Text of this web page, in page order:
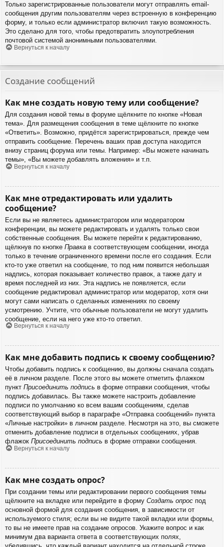
Только зарегистрированные пользователи могут отправлять email-
сообщения другим пользователям через встроенную в конференцию
форму, и только если администратор включил такую возможность.
Это сделано для того, чтобы предотвратить злоупотребления
почтовой системой анонимными пользователями.
Вернуться к началу
Создание сообщений
Как мне создать новую тему или сообщение?
Для создания новой темы в форуме щёлкните по кнопке «Новая
тема». Для размещения сообщения в теме щёлкните по кнопке
«Ответить». Возможно, придётся зарегистрироваться, прежде чем
отправить сообщение. Перечень ваших прав доступа находится
внизу страниц форума или темы. Например: «Вы можете начинать
темы», «Вы можете добавлять вложения» и т.п.
Вернуться к началу
Как мне отредактировать или удалить
сообщение?
Если вы не являетесь администратором или модератором
конференции, вы можете редактировать и удалять только свои
собственные сообщения. Вы можете перейти к редактированию,
щёлкнув по кнопке Правка в соответствующем сообщении, иногда
только в течение ограниченного времени после его создания. Если
кто-то уже ответил на сообщение, то под ним появится небольшая
надпись, которая показывает количество правок, а также дату и
время последней из них. Эта надпись не появляется, если
сообщение редактировал администратор или модератор, хотя они
могут сами написать о сделанных изменениях по своему
усмотрению. Учтите, что обычные пользователи не могут удалить
сообщение, если на него уже кто-то ответил.
Вернуться к началу
Как мне добавить подпись к своему сообщению?
Чтобы добавить подпись к сообщению, вы должны сначала создать
её в личном разделе. После этого вы можете отметить флажком
пункт Присоединить подпись в форме отправки сообщения, чтобы
подпись добавилась. Вы также можете настроить добавление
подписи по умолчанию ко всем вашим сообщениям, сделав
соответствующий выбор в параграфе «Отправка сообщений» пункта
«Личные настройки» в личном разделе. Несмотря на это, вы сможете
отменить добавление подписи в отдельных сообщениях, убрав
флажок Присоединить подпись в форме отправки сообщения.
Вернуться к началу
Как мне создать опрос?
При создании темы или редактировании первого сообщения темы
щёлкните на вкладке или перейдите в форму Создать опрос под
основной формой для создания сообщения, в зависимости от
используемого стиля; если вы не видите такой вкладки или формы,
то вы не имеете прав на создание опросов. Укажите вопрос и как
минимум два варианта ответа в соответствующих полях,